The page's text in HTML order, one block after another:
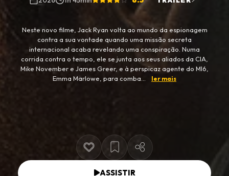
Neste novo filme, Jack Ryan volta ao mundo da espionagem
contra a sua vontade quando uma missão secreta
internacional acaba revelando uma conspiração. Numa
corrida contra o tempo, ele se junta aos seus aliados da CIA,
Mike November e James Greer, e à perspicaz agente do MI6,
Emma Marlowe, para comba...
ler mais
ASSISTIR